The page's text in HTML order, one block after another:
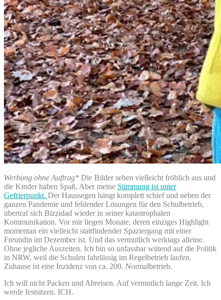
Werbung ohne Auftrag* Die Bilder sehen vielleicht fröhlich aus und
die Kinder haben Spaß. Aber meine Stimmung ist unter
Gefrierpunkt. Der Haussegen hängt komplett schief und neben der
ganzen Pandemie und fehlender Lösungen für den Schulbetrieb,
übertraf sich Bizzidad wieder in seiner katastrophalen
Kommunikation. Vor mir liegen Monate, deren einziges Highlight
momentan ein vielleicht stattfindender Spaziergang mit einer
Freundin im Dezember ist. Und das vermutlich werktags alleine.
Ohne jegliche Auszeiten. Ich bin so unfassbar wütend auf die Politik
in NRW, weil die Schulen fahrlässig im Regelbetrieb laufen.
Zuhause ist eine Inzidenz von ca. 200. Normalbetrieb.
Ich will nicht Packen und Abreisen. Auf vermutlich lange Zeit. Ich
werde festsitzen. ICH.